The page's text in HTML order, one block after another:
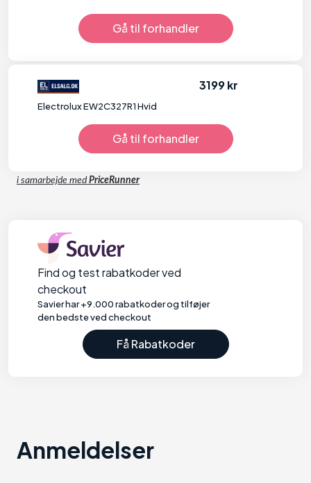
Gå til forhandler
Electrolux EW2C327R1 Hvid
3199 kr
Gå til forhandler
i samarbejde med PriceRunner
Find og test rabatkoder ved
checkout
Savier har +9.000 rabatkoder og tilføjer
den bedste ved checkout
Få Rabatkoder
Anmeldelser